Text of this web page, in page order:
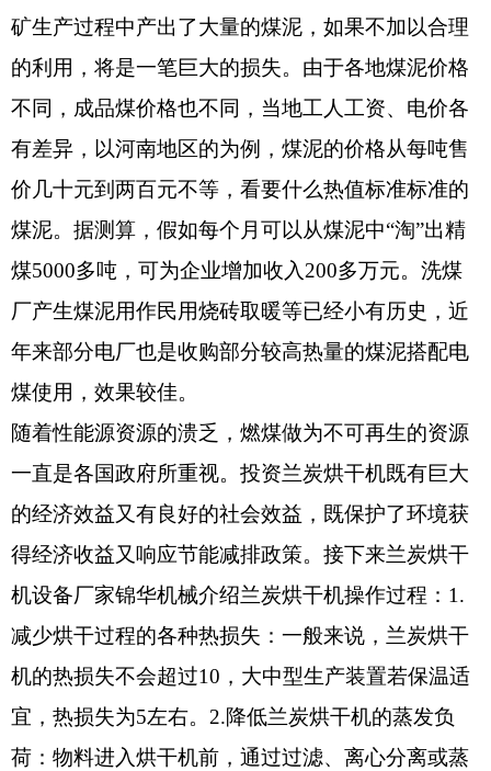
矿生产过程中产出了大量的煤泥，如果不加以合理
的利用，将是一笔巨大的损失。由于各地煤泥价格
不同，成品煤价格也不同，当地工人工资、电价各
有差异，以河南地区的为例，煤泥的价格从每吨售
价几十元到两百元不等，看要什么热值标准标准的
煤泥。据测算，假如每个月可以从煤泥中“淘”出精
煤5000多吨，可为企业增加收入200多万元。洗煤
厂产生煤泥用作民用烧砖取暖等已经小有历史，近
年来部分电厂也是收购部分较高热量的煤泥搭配电
煤使用，效果较佳。
随着性能源资源的溃乏，燃煤做为不可再生的资源
一直是各国政府所重视。投资兰炭烘干机既有巨大
的经济效益又有良好的社会效益，既保护了环境获
得经济收益又响应节能减排政策。接下来兰炭烘干
机设备厂家锦华机械介绍兰炭烘干机操作过程：1.
减少烘干过程的各种热损失：一般来说，兰炭烘干
机的热损失不会超过10，大中型生产装置若保温适
宜，热损失为5左右。2.降低兰炭烘干机的蒸发负
荷：物料进入烘干机前，通过过滤、离心分离或蒸